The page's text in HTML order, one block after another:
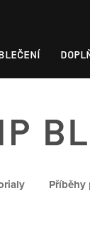
Příběhy